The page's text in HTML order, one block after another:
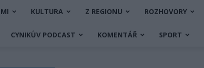
KULTURA Z REGIONU ROZHOVORY
CYNIKŮV PODCAST KOMENTÁŘ SPORT